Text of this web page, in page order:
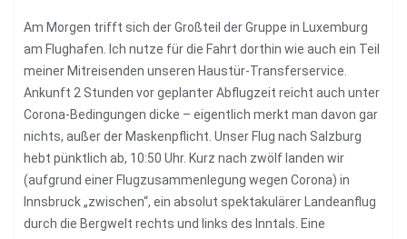
Am Morgen trifft sich der Großteil der Gruppe in Luxemburg
am Flughafen. Ich nutze für die Fahrt dorthin wie auch ein Teil
meiner Mitreisenden unseren Haustür-Transferservice.
Ankunft 2 Stunden vor geplanter Abflugzeit reicht auch unter
Corona-Bedingungen dicke – eigentlich merkt man davon gar
nichts, außer der Maskenpflicht. Unser Flug nach Salzburg
hebt pünktlich ab, 10:50 Uhr. Kurz nach zwölf landen wir
(aufgrund einer Flugzusammenlegung wegen Corona) in
Innsbruck „zwischen“, ein absolut spektakulärer Landeanflug
durch die Bergwelt rechts und links des Inntals. Eine